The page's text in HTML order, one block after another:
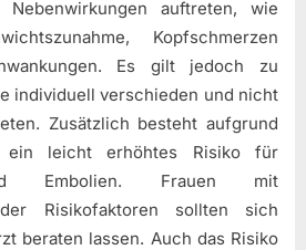
Nebenwirkungen auftreten, wie
Kopfschmerzen
Es gilt jedoch zu
individuell verschieden und nicht
Zusätzlich besteht aufgrund
ein leicht erhöhtes Risiko für
Embolien. Frauen mit
Risikofaktoren sollten sich
beraten lassen. Auch das Risiko